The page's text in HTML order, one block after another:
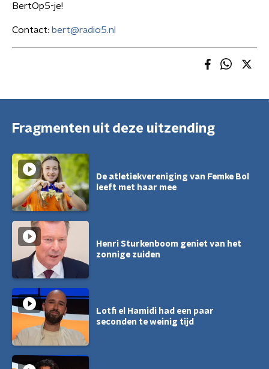
BertOp5-je!
Contact: bert@radio5.nl
Fragmenten uit deze uitzending
De atletiekvereniging van Femke Bol
leeft met haar mee
Henri Sturkenboom geniet van het
zonnige zuiden
Lotfi el Hamidi had een paar
seconden te weinig tijd